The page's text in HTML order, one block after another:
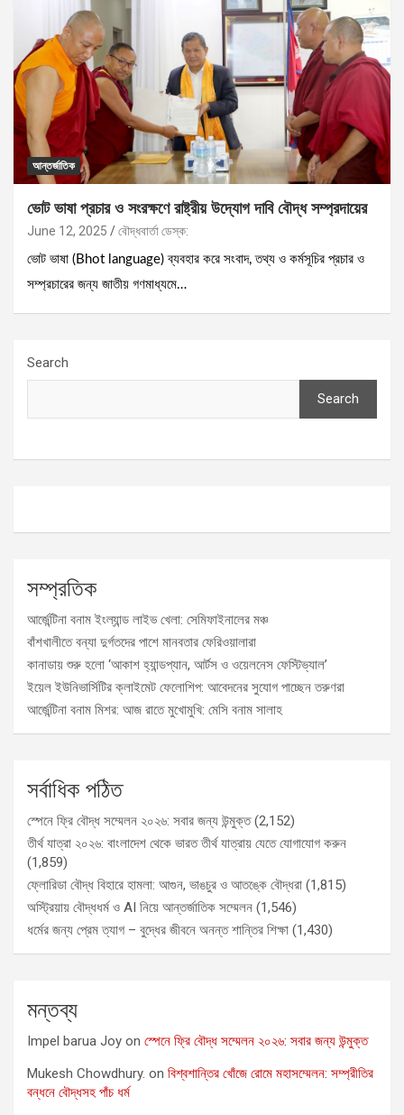
আন্তর্জাতিক
ভোট ভাষা প্রচার ও সংরক্ষণে রাষ্ট্রীয় উদ্যোগ দাবি বৌদ্ধ সম্প্রদায়ের
June 12, 2025 বৌদ্ধবার্তা ডেস্ক:
ভোট ভাষা (Bhot language) ব্যবহার করে সংবাদ, তথ্য ও কর্মসূচির প্রচার ও
সম্প্রচারের জন্য জাতীয় গণমাধ্যমে…
Search
Search
সম্প্রতিক
আর্জেন্টিনা বনাম ইংল্যান্ড লাইভ খেলা: সেমিফাইনালের মঞ্চ
বাঁশখালীতে বন্যা দুর্গতদের পাশে মানবতার ফেরিওয়ালারা
কানাডায় শুরু হলো ‘আকাশ হ্যান্ডপ্যান, আর্টস ও ওয়েলনেস ফেস্টিভ্যাল’
ইয়েল ইউনিভার্সিটির ক্লাইমেট ফেলোশিপ: আবেদনের সুযোগ পাচ্ছেন তরুণরা
আর্জেন্টিনা বনাম মিশর: আজ রাতে মুখোমুখি: মেসি বনাম সালাহ
সর্বাধিক পঠিত
স্পেনে ফ্রি বৌদ্ধ সম্মেলন ২০২৬: সবার জন্য উন্মুক্ত (2,152)
তীর্থ যাত্রা ২০২৬: বাংলাদেশ থেকে ভারত তীর্থ যাত্রায় যেতে যোগাযোগ করুন
(1,859)
ফ্লোরিডা বৌদ্ধ বিহারে হামলা: আগুন, ভাঙচুর ও আতঙ্কে বৌদ্ধরা (1,815)
অস্ট্রিয়ায় বৌদ্ধধর্ম ও AI নিয়ে আন্তর্জাতিক সম্মেলন (1,546)
ধর্মের জন্য প্রেম ত্যাগ – বুদ্ধের জীবনে অনন্ত শান্তির শিক্ষা (1,430)
মন্তব্য
Impel barua Joy on স্পেনে ফ্রি বৌদ্ধ সম্মেলন ২০২৬: সবার জন্য উন্মুক্ত
Mukesh Chowdhury. on বিশ্বশান্তির খোঁজে রোমে মহাসম্মেলন: সম্প্রীতির
বন্ধনে বৌদ্ধসহ পাঁচ ধর্ম